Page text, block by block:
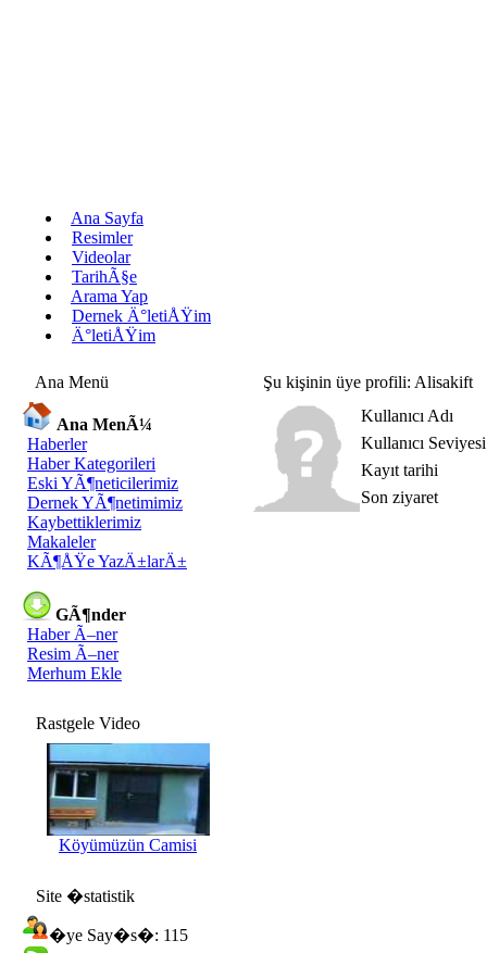
Ana Sayfa
Resimler
Videolar
TarihÃ§e
Arama Yap
Dernek Ä°letiÅŸim
Ä°letiÅŸim
Ana Menü
Ana MenÃ¼
Haberler
Haber Kategorileri
Eski YÃ¶neticilerimiz
Dernek YÃ¶netimimiz
Kaybettiklerimiz
Makaleler
KÃ¶ÅŸe YazÄ±larÄ±
GÃ¶nder
Haber Ã–ner
Resim Ã–ner
Merhum Ekle
Rastgele Video
Köyümüzün Camisi
Site �statistik
�ye Say�s�: 115
Şu kişinin üye profili: Alisakift
Kullanıcı Adı
Kullanıcı Seviyesi
Kayıt tarihi
Son ziyaret